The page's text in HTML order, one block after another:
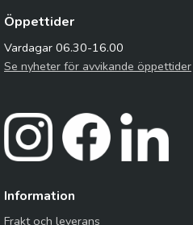
Öppettider
Vardagar 06.30-16.00
Se nyheter för avvikande öppettider
Information
Frakt och leverans